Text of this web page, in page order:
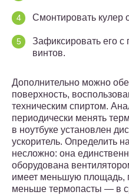
Смонтировать кулер
Зафиксировать его
винтов.
Дополнительно можно
поверхность,
техническим спиртом.
периодически менять
в ноутбуке установлен
ускоритель. Определить
несложно: она
оборудована
имеет меньшую площадь,
меньше термопасты — в